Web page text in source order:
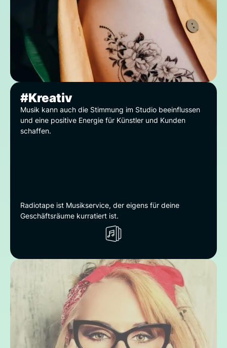
#Kreativ
Musik kann auch die Stimmung im Studio beeinflussen
und eine positive Energie für Künstler und Kunden
schaffen.
Radiotape ist Musikservice, der eigens für deine
Geschäftsräume kurratiert ist.